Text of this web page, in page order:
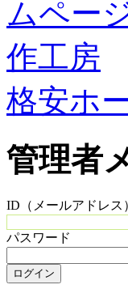
格安ホ
管理者
ID（メールアドレス
パスワード